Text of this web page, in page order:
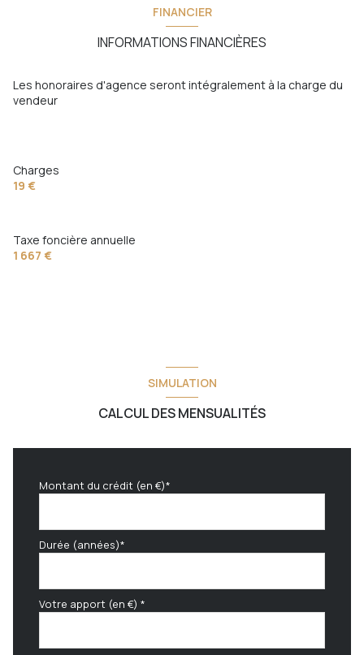
FINANCIER
INFORMATIONS FINANCIÈRES
Les honoraires d'agence seront intégralement à la charge du
vendeur
Charges
19 €
Taxe foncière annuelle
1 667 €
SIMULATION
CALCUL DES MENSUALITÉS
Montant du crédit (en €)*
Durée (années)*
Votre apport (en €) *